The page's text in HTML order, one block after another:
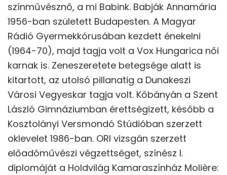
színművésznő, a mi Babink. Babják Annamária
1956-ban született Budapesten. A Magyar
Rádió Gyermekkórusában kezdett énekelni
(1964-70), majd tagja volt a Vox Hungarica női
karnak is. Zeneszeretete betegsége alatt is
kitartott, az utolsó pillanatig a Dunakeszi
Városi Vegyeskar tagja volt. Kőbányán a Szent
László Gimnáziumban érettségizett, később a
Kosztolányi Versmondó Stúdióban szerzett
oklevelet 1986-ban. ORI vizsgán szerzett
előadóművészi végzettséget, színész I.
diplomáját a Holdvilág Kamaraszínház Molière: